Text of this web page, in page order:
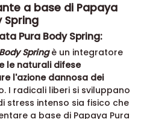
a base di Papaya
Spring
Pura Body Spring:
Springè un integratore
le naturali difese
l'azione dannosa dei
I radicali liberi si sviluppano
stress intenso sia fisico che
a base di Papaya Pura